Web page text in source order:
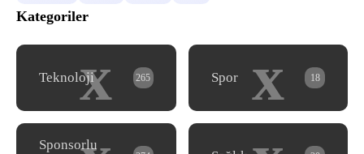
Kategoriler
x
Teknoloji 265 x
Spor 18
Sponsorlu